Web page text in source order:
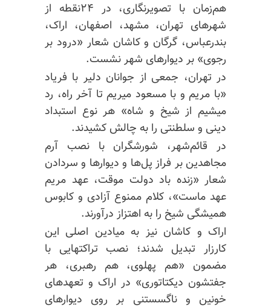
هم‌زمان با تصویرنگاری، در ۲۴نقطه از
شهرهای تهران، مشهد، اصفهان، اراک،
بندرعباس، گرگان و کاشان شعار «درود بر
رجوی» بر دیوارهای شهر نشست.
در تهران، جمعی از جوانان دلیر با فریاد
«با مریم و با مسعود میریم تا آخر راه، رد
میشیم از شیخ و شاه» هر نوع استبداد
دینی و سلطنتی را به چالش کشیدند.
در قائم‌شهر، شورشگران با نصب آرم
مجاهدین بر فراز پل‌ها و دیوارها و سردادن
شعار «زنده باد دولت موقت، عهد مریم
عهد ماست»، کلام ممنوع آزادی و کابوس
همیشگی شیخ را به اهتزاز درآورند.
اراک و کاشان نیز به میادین اصلی این
کارزار تبدیل شدند؛ نصب تراکتهایی با
مضمون «هم پهلوی، هم رهبری، هر
جفتشون دیکتاتوری» در اراک و تعهدهای
خونین و ناگسستنی بر روی دیوارهای